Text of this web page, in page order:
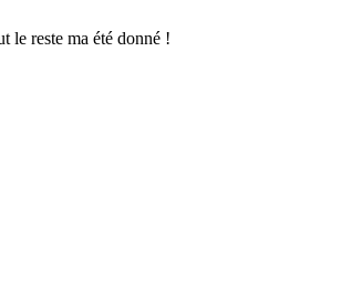
le reste ma été donné !